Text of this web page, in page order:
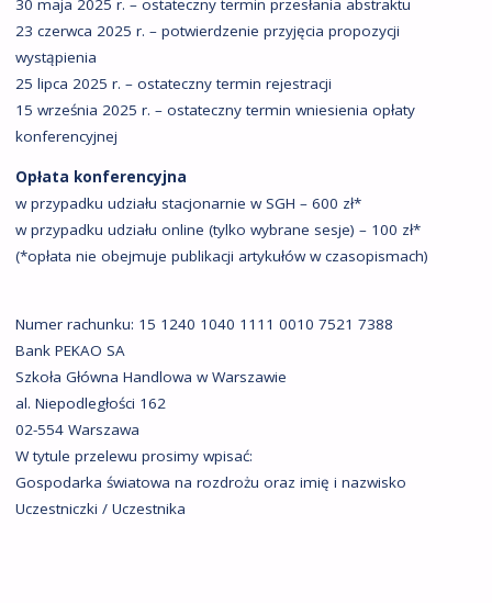
30 maja 2025 r. – ostateczny termin przesłania abstraktu
23 czerwca 2025 r. – potwierdzenie przyjęcia propozycji
wystąpienia
25 lipca 2025 r. – ostateczny termin rejestracji
15 września 2025 r. – ostateczny termin wniesienia opłaty
konferencyjnej
Opłata konferencyjna
w przypadku udziału stacjonarnie w SGH – 600 zł*
w przypadku udziału online (tylko wybrane sesje) – 100 zł*
(*opłata nie obejmuje publikacji artykułów w czasopismach)
Numer rachunku: 15 1240 1040 1111 0010 7521 7388
Bank PEKAO SA
Szkoła Główna Handlowa w Warszawie
al. Niepodległości 162
02-554 Warszawa
W tytule przelewu prosimy wpisać:
Gospodarka światowa na rozdrożu oraz imię i nazwisko
Uczestniczki / Uczestnika